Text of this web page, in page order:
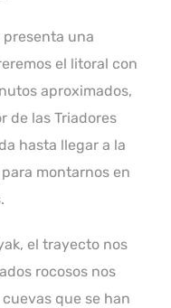
presenta una
el litoral con
aproximados,
de las Triadores
hasta llegar a la
montarnos en
el trayecto nos
rocosos nos
que se han